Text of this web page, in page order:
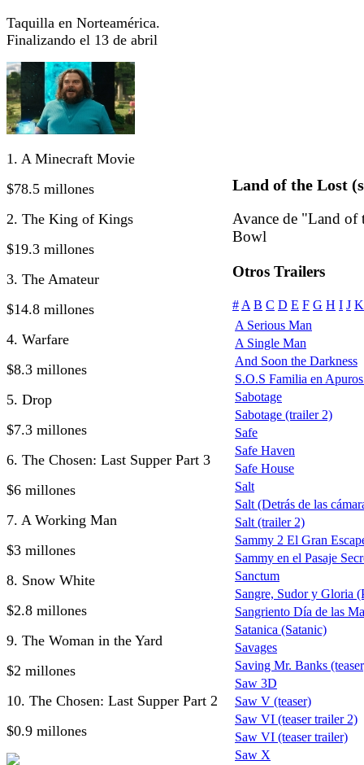
Taquilla en Norteamérica.
Finalizando el 13 de abril
1. A Minecraft Movie
$78.5 millones
2. The King of Kings
$19.3 millones
3. The Amateur
$14.8 millones
4. Warfare
$8.3 millones
5. Drop
$7.3 millones
6. The Chosen: Last Supper Part 3
$6 millones
7. A Working Man
$3 millones
8. Snow White
$2.8 millones
9. The Woman in the Yard
$2 millones
10. The Chosen: Last Supper Part 2
$0.9 millones
Land of the Lost
Avance de "Land of
Bowl
Otros Trailers
# A B C D E F G H I J K
A Serious Man
A Single Man
And Soon the Darkness
S.O.S Familia en
Sabotage
Sabotage (trailer 2)
Safe
Safe Haven
Safe House
Salt
Salt (Detrás de las
Salt (trailer 2)
Sammy 2 El Gran
Sammy en el Pasaje
Sanctum
Sangre, Sudor y Gloria
Sangriento Día de las
Satanica (Satanic)
Savages
Saving Mr. Banks
Saw 3D
Saw V (teaser)
Saw VI (teaser trailer 2)
Saw VI (teaser trailer)
Saw X